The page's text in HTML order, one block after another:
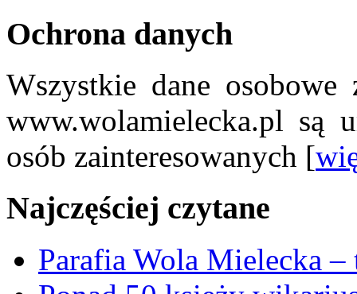
Ochrona danych
Wszystkie dane osobowe
www.wolamielecka.pl są
osób zainteresowanych [
Najczęściej czytane
Parafia Wola Mielecka